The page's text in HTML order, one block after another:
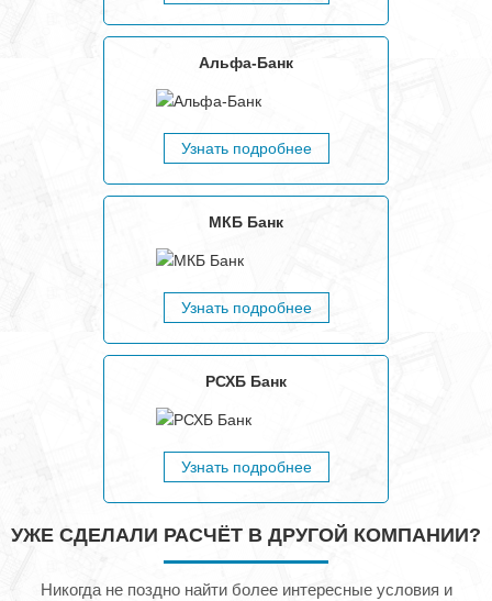
Альфа-Банк
Узнать подробнее
МКБ Банк
Узнать подробнее
РСХБ Банк
Узнать подробнее
УЖЕ СДЕЛАЛИ РАСЧЁТ В ДРУГОЙ КОМПАНИИ?
Никогда не поздно найти более интересные условия и